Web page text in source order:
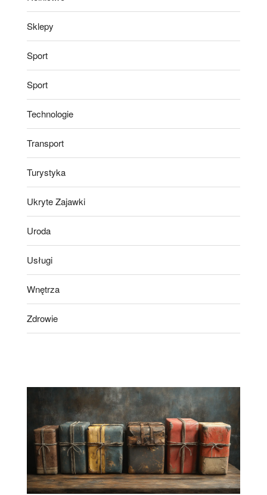
Sklepy
Sport
Sport
Technologie
Transport
Turystyka
Ukryte Zajawki
Uroda
Usługi
Wnętrza
Zdrowie